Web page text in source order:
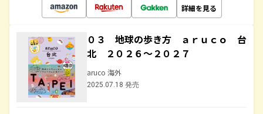
詳細を見る
０３ 地球の歩き方 ａｒｕｃｏ 台
北 ２０２６～２０２７
aruco 海外
2025.07.18 発売